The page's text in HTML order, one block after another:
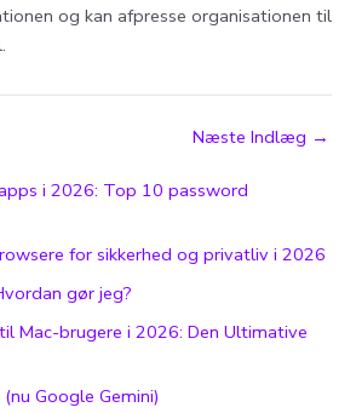
og kan afpresse organisationen til
Næste Indlæg →
i 2026: Top 10 password
for sikkerhed og privatliv i 2026
gør jeg?
Mac-brugere i 2026: Den Ultimative
Google Gemini)